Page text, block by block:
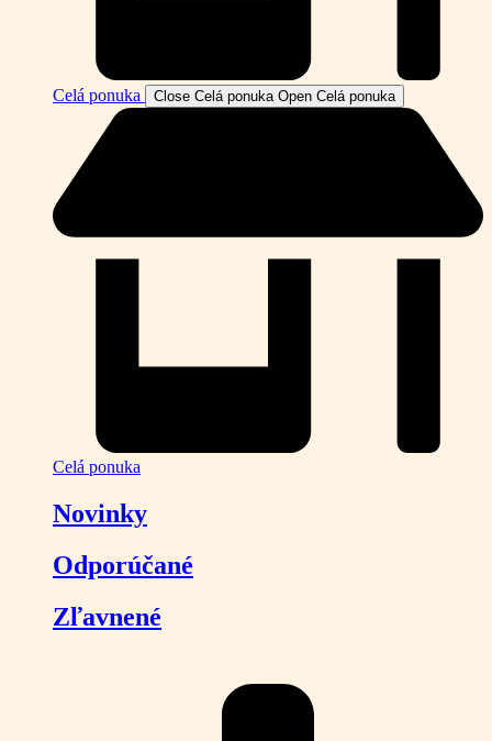
Celá ponuka Close Celá ponuka Open Celá ponuka
Celá ponuka
Novinky
Odporúčané
Zľavnené